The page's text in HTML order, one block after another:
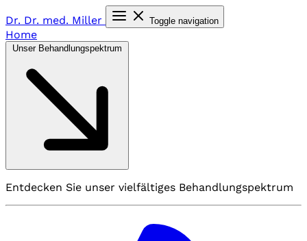
Dr. Dr. med. Miller Toggle navigation
Home
Entdecken Sie unser vielfältiges Behandlungspektrum